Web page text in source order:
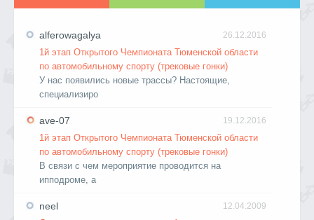
26.12.2016
alferowagalya
1й этап Открытого Чемпионата Тюменской области
по автомобильному спорту (трековые гонки)
У нас появились новые трассы? Настоящие,
специализиро
19.12.2016
ave-07
1й этап Открытого Чемпионата Тюменской области
по автомобильному спорту (трековые гонки)
В связи с чем мероприятие проводится на
ипподроме, а
12.04.2009
neel